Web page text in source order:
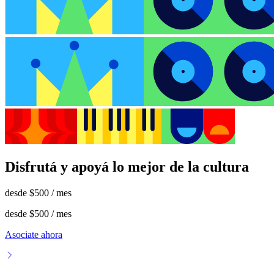
Disfrutá y apoyá lo mejor de la cultura
desde $500 / mes
desde $500 / mes
Asociate ahora